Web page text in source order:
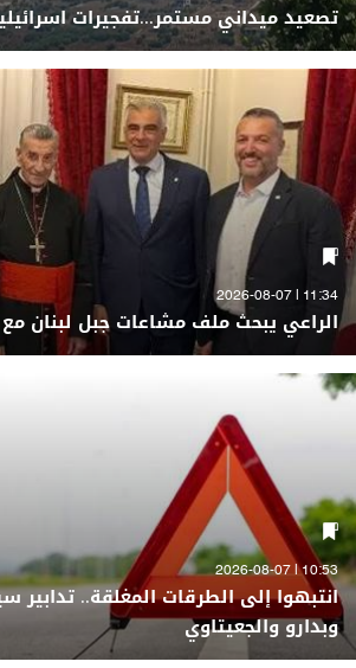
تصعيد ميداني مستمر...تفجيرات
11:34 | 2026-08-07
الراعي يبحث ملف مشاعات جبل لبنان
10:53 | 2026-08-07
انتبهوا إلى الطرقات المغلقة.. تدابير
وبدارو والجعيتاوي